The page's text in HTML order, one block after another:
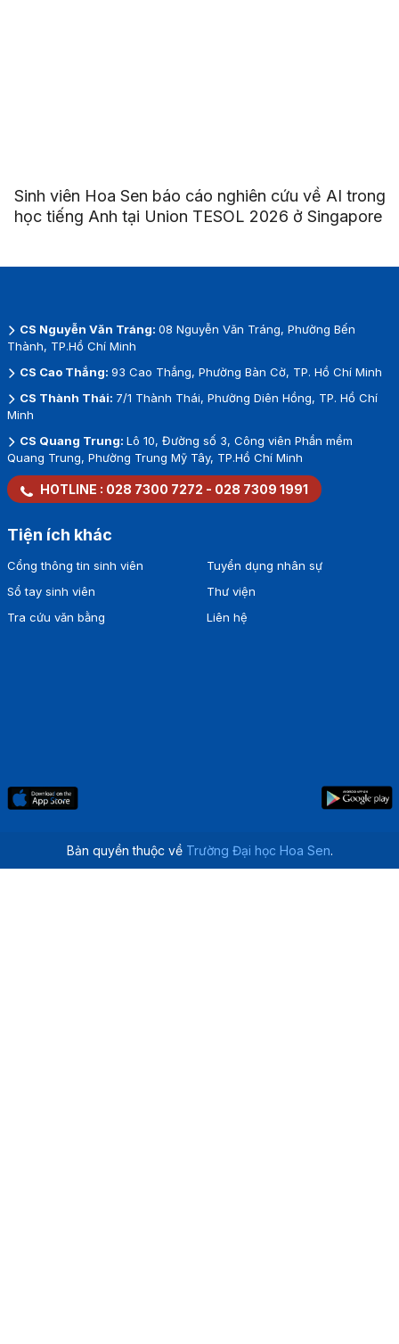
Sinh viên Hoa Sen báo cáo nghiên cứu về AI trong
học tiếng Anh tại Union TESOL 2026 ở Singapore
CS Nguyễn Văn Tráng: 08 Nguyễn Văn Tráng, Phường Bến
Thành, TP.Hồ Chí Minh
CS Cao Thắng: 93 Cao Thắng, Phường Bàn Cờ, TP. Hồ Chí Minh
CS Thành Thái: 7/1 Thành Thái, Phường Diên Hồng, TP. Hồ Chí
Minh
CS Quang Trung: Lô 10, Đường số 3, Công viên Phần mềm
Quang Trung, Phường Trung Mỹ Tây, TP.Hồ Chí Minh
HOTLINE : 028 7300 7272 - 028 7309 1991
Tiện ích khác
Cổng thông tin sinh viên
Sổ tay sinh viên
Tra cứu văn bằng
Tuyển dụng nhân sự
Thư viện
Liên hệ
Bản quyền thuộc về Trường Đại học Hoa Sen.